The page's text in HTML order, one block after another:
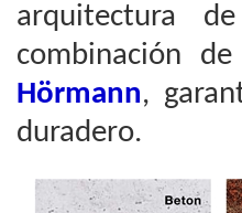
arquitectura
combinación
Hörmann,
duradero.